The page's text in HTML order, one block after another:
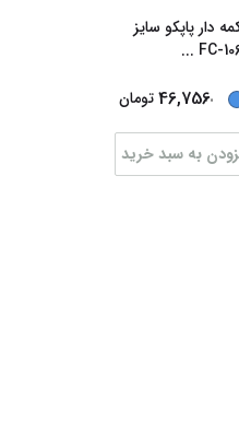
دار پاپکو سایز
...
...
46,756 تومان
به سبد خرید